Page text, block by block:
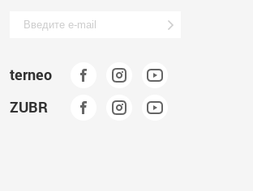
terneo
ZUBR